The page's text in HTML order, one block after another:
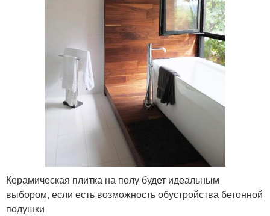
Керамическая плитка на полу будет идеальным
выбором, если есть возможность обустройства бетонной
подушки